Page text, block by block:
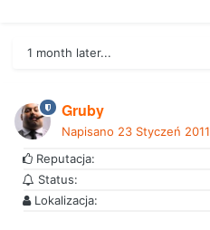
1 month later...
Gruby
Napisano 23 Styczeń 2011
Reputacja:
Status:
Lokalizacja: